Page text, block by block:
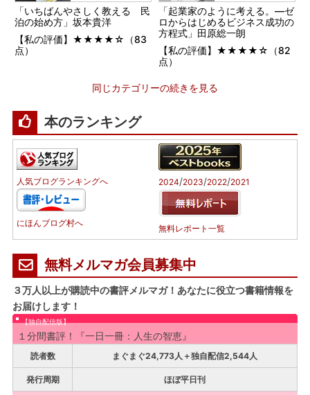
「いちばんやさしく教える 民
泊の始め方」坂本貴洋
【私の評価】★★★★☆（83
点）
「起業家のように考える。―ゼ
ロからはじめるビジネス成功の
方程式」田原総一朗
【私の評価】★★★★☆（82
点）
同じカテゴリーの続きを見る
本のランキング
人気ブログランキングへ
にほんブログ村へ
2024/2023/2022/2021
無料レポート一覧
無料メルマガ会員募集中
３万人以上が購読中の書評メルマガ！あなたに役立つ書籍情報を
お届けします！
【独自配信版】
１分間書評！『一日一冊：人生の智恵』
読者数 まぐまぐ24,773人＋独自配信2,544人
発行周期 ほぼ平日刊